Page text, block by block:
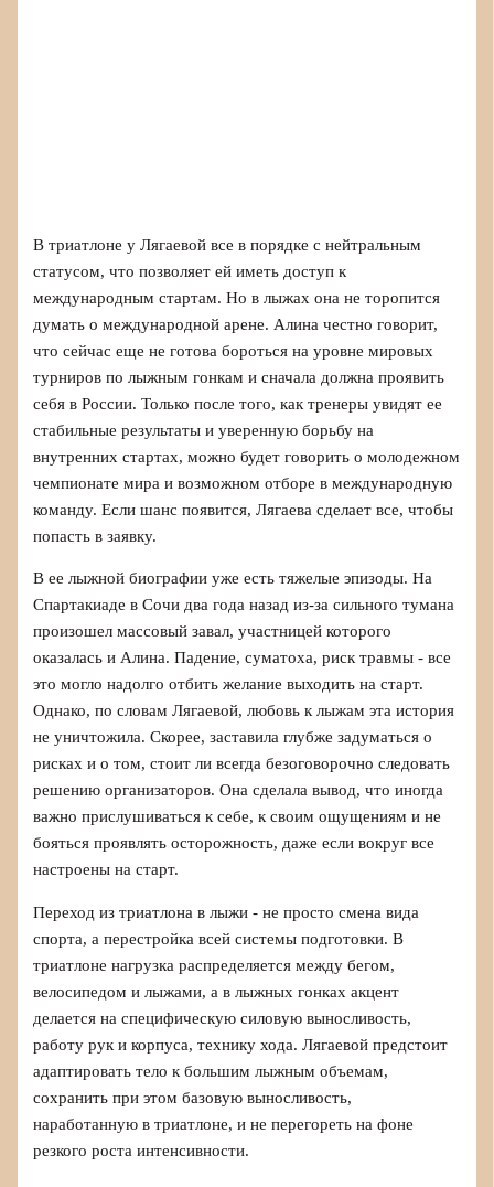
В триатлоне у Лягаевой все в порядке с нейтральным
статусом, что позволяет ей иметь доступ к
международным стартам. Но в лыжах она не торопится
думать о международной арене. Алина честно говорит,
что сейчас еще не готова бороться на уровне мировых
турниров по лыжным гонкам и сначала должна проявить
себя в России. Только после того, как тренеры увидят ее
стабильные результаты и уверенную борьбу на
внутренних стартах, можно будет говорить о молодежном
чемпионате мира и возможном отборе в международную
команду. Если шанс появится, Лягаева сделает все, чтобы
попасть в заявку.
В ее лыжной биографии уже есть тяжелые эпизоды. На
Спартакиаде в Сочи два года назад из‑за сильного тумана
произошел массовый завал, участницей которого
оказалась и Алина. Падение, суматоха, риск травмы - все
это могло надолго отбить желание выходить на старт.
Однако, по словам Лягаевой, любовь к лыжам эта история
не уничтожила. Скорее, заставила глубже задуматься о
рисках и о том, стоит ли всегда безоговорочно следовать
решению организаторов. Она сделала вывод, что иногда
важно прислушиваться к себе, к своим ощущениям и не
бояться проявлять осторожность, даже если вокруг все
настроены на старт.
Переход из триатлона в лыжи - не просто смена вида
спорта, а перестройка всей системы подготовки. В
триатлоне нагрузка распределяется между бегом,
велосипедом и лыжами, а в лыжных гонках акцент
делается на специфическую силовую выносливость,
работу рук и корпуса, технику хода. Лягаевой предстоит
адаптировать тело к большим лыжным объемам,
сохранить при этом базовую выносливость,
наработанную в триатлоне, и не перегореть на фоне
резкого роста интенсивности.